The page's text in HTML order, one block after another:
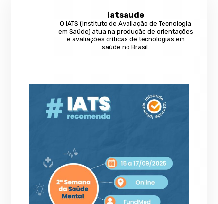
iatsaude
O IATS (Instituto de Avaliação de Tecnologia
em Saúde) atua na produção de orientações
e avaliações críticas de tecnologias em
saúde no Brasil.